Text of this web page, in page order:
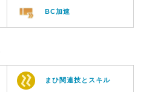
BC加速
まひ関連技とスキル